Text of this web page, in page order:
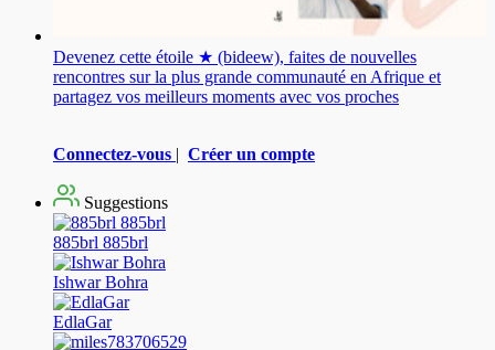
Devenez cette étoile ★ (bideew), faites de nouvelles
rencontres sur la plus grande communauté en Afrique et
partagez vos meilleurs moments avec vos proches
Connectez-vous | Créer un compte
Suggestions
885brl 885brl
Ishwar Bohra
EdlaGar